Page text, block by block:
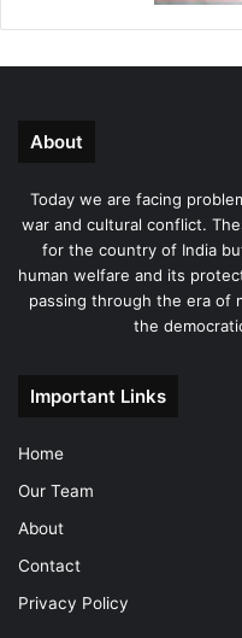
About
Today we are facing
war and cultural conflict.
for the country of India
human welfare and its
passing through the era of
the
Important Links
Home
Our Team
About
Contact
Privacy Policy